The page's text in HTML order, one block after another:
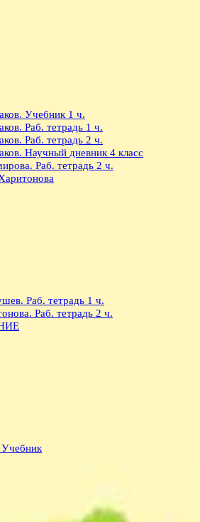
Учебник 1 ч.
Раб. тетрадь 1 ч.
Раб. тетрадь 2 ч.
Научный дневник 4 класс
Раб. тетрадь 2 ч.
Раб. тетрадь 1 ч.
Раб. тетрадь 2 ч.